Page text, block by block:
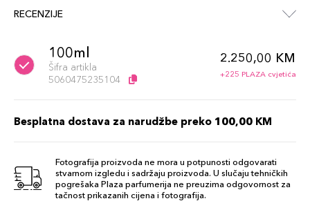
RECENZIJE
100ml
Šifra artikla
5060475235104
2.250,00 KM
+225 PLAZA cvjetića
Besplatna dostava za narudžbe preko 100,00 KM
Fotografija proizvoda ne mora u potpunosti odgovarati
stvarnom izgledu i sadržaju proizvoda. U slučaju tehničkih
pogrešaka Plaza parfumerija ne preuzima odgovornost za
tačnost prikazanih cijena i fotografija.